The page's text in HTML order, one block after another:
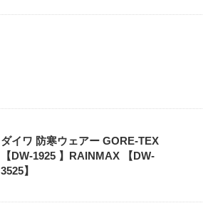
ダイワ 防寒ウェアー GORE-TEX
【DW-1925 】RAINMAX 【DW-
3525】